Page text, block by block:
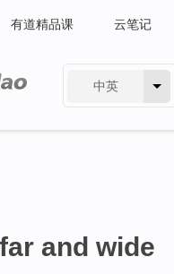
有道精品课 云笔记
中英
and wide